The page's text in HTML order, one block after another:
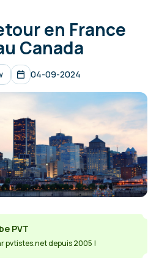
en France
Canada
04-09-2024
PVT
pvtistes.net depuis 2005 !